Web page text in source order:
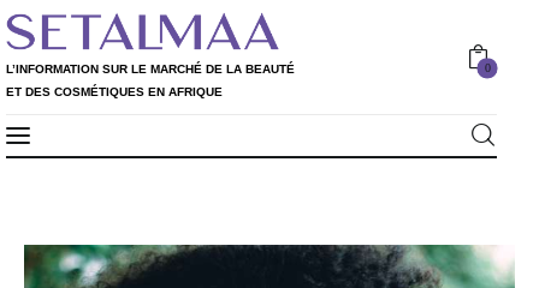
L’INFORMATION SUR LE MARCHÉ DE LA BEAUTÉ
ET DES COSMÉTIQUES EN AFRIQUE
0